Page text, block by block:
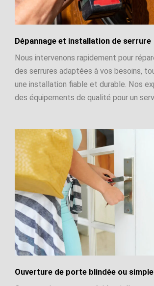
Dépannage et installation de serrure
Nous intervenons rapidement pour
des serrures adaptées à vos besoins,
une installation fiable et durable. Nos
des équipements de qualité pour un
Ouverture de porte blindée ou simple